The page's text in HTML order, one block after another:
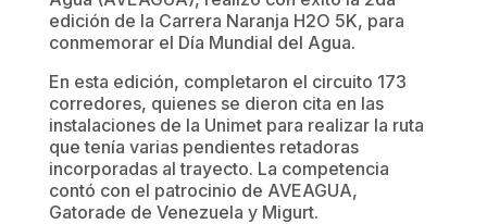
edición de la Carrera Naranja H2O 5K, para
conmemorar el Día Mundial del Agua.
En esta edición, completaron el circuito 173
corredores, quienes se dieron cita en las
instalaciones de la Unimet para realizar la ruta
que tenía varias pendientes retadoras
incorporadas al trayecto. La competencia
contó con el patrocinio de AVEAGUA,
Gatorade de Venezuela y Migurt.